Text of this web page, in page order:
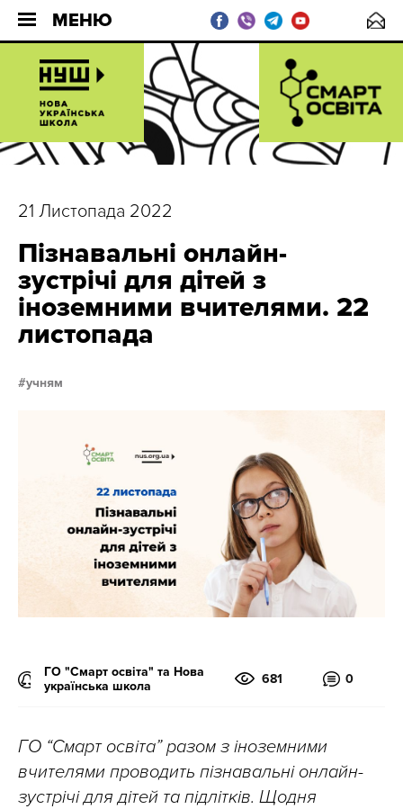
МЕНЮ
21 Листопада 2022
Пізнавальні онлайн-
зустрічі для дітей з
іноземними вчителями. 22
листопада
учням
ГО "Смарт освіта" та Нова
українська школа
681 0
ГО “Смарт освіта” разом з іноземними
вчителями проводить пізнавальні онлайн-
зустрічі для дітей та підлітків. Щодня